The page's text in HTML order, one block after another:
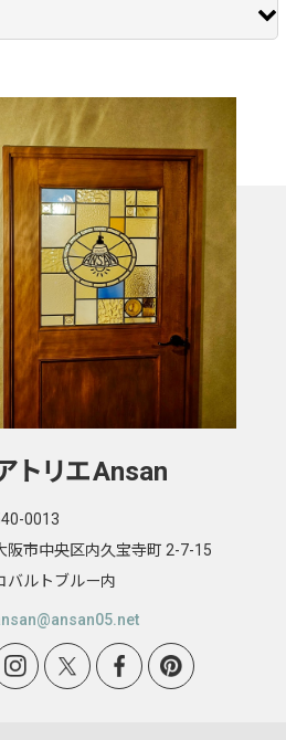
）
トリエAnsan
0013
阪市中央区内久宝寺町 2-7-15
バルトブルー内